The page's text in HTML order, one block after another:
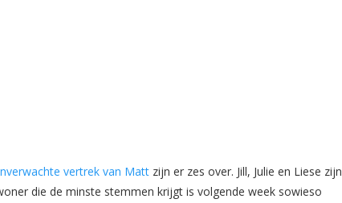
vertrek van Matt zijn er zes over. Jill, Julie en Liese zijn
die de minste stemmen krijgt is volgende week sowieso